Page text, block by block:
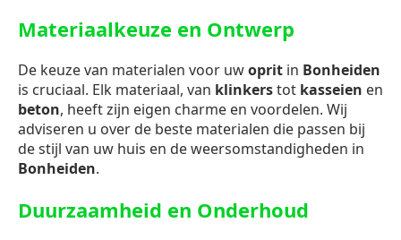
Materiaalkeuze en Ontwerp
De keuze van materialen voor uwoprit in Bonheiden
is cruciaal. Elk materiaal, van klinkerstot kasseien en
beton, heeft zijn eigen charme en voordelen. Wij
adviseren u over de beste materialen die passen bij
de stijl van uw huis en de weersomstandigheden in
Bonheiden.
Duurzaamheid en Onderhoud